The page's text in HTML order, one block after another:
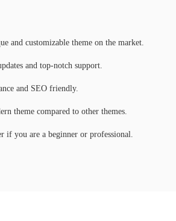
and customizable theme on the market.
and top-notch support.
and SEO friendly.
theme compared to other themes.
if you are a beginner or professional.